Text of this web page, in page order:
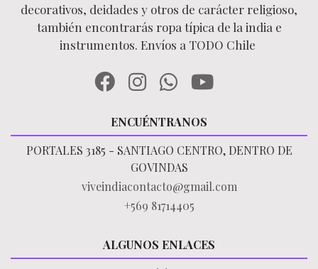
decorativos, deidades y otros de carácter religioso,
también encontrarás ropa típica de la india e
instrumentos. Envíos a TODO Chile
ENCUÉNTRANOS
PORTALES 3185 - SANTIAGO CENTRO, DENTRO DE
GOVINDAS
viveindiacontacto@gmail.com
+569 81714405
ALGUNOS ENLACES